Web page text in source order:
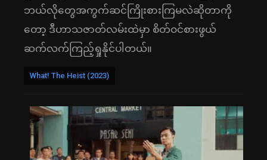
ဘယ်လိုတွေအကွက်ဆင်ကြိုးစားကြမလဲဆိုတာကို
တော့ ဒီဟာသဇာတ်လမ်းထဲမှာ စိတ်ဝင်စားဖွယ်
ဆက်လက်ကြည့်ရှုနိုင်ပါတယ်။
What! The Heist (2023)